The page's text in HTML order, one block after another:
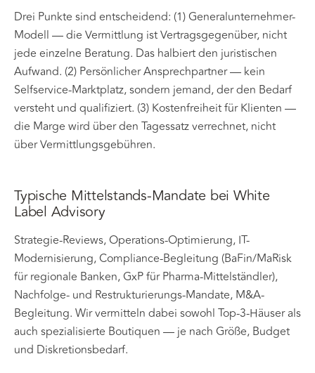
Drei Punkte sind entscheidend: (1) Generalunternehmer-
Modell — die Vermittlung ist Vertragsgegenüber, nicht
jede einzelne Beratung. Das halbiert den juristischen
Aufwand. (2) Persönlicher Ansprechpartner — kein
Selfservice-Marktplatz, sondern jemand, der den Bedarf
versteht und qualifiziert. (3) Kostenfreiheit für Klienten —
die Marge wird über den Tagessatz verrechnet, nicht
über Vermittlungsgebühren.
Typische Mittelstands-Mandate bei White
Label Advisory
Strategie-Reviews, Operations-Optimierung, IT-
Modernisierung, Compliance-Begleitung (BaFin/MaRisk
für regionale Banken, GxP für Pharma-Mittelständler),
Nachfolge- und Restrukturierungs-Mandate, M&A-
Begleitung. Wir vermitteln dabei sowohl Top-3-Häuser als
auch spezialisierte Boutiquen — je nach Größe, Budget
und Diskretionsbedarf.